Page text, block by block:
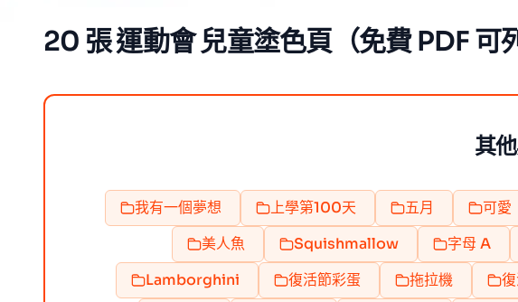
20 張 運動會 兒童塗色頁（免費 PDF 可
其
我有一個夢想 上學第100天 五月 可愛
美人魚
Squishmallow 字母 A
Lamborghini
復活節彩蛋 拖拉機